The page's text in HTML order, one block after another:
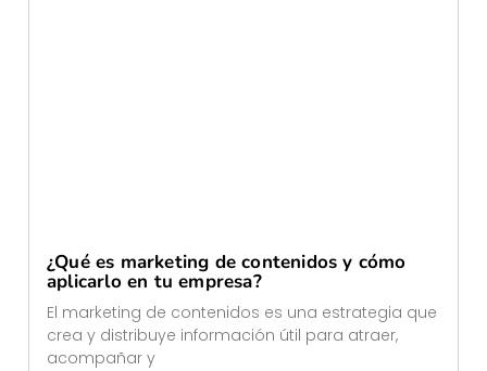
¿Qué es marketing de contenidos y cómo
aplicarlo en tu empresa?
El marketing de contenidos es una estrategia que
crea y distribuye información útil para atraer,
acompañar y